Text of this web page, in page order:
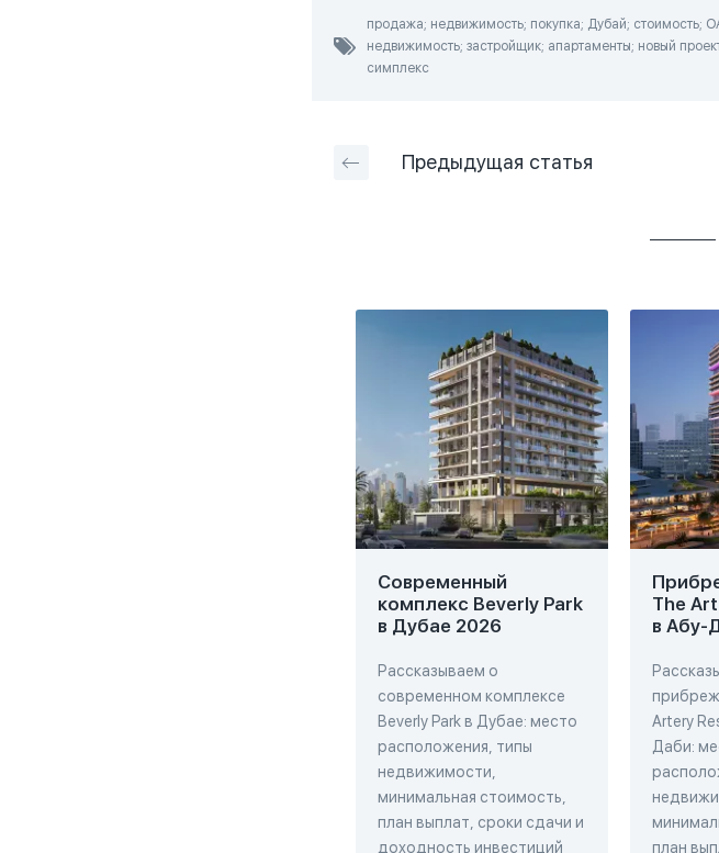
продажа; недвижимость; покупка; Дубай; стоимость;
недвижимость; застройщик; апартаменты; новый
симплекс
Предыдущая статья
Современный
комплекс Beverly Park
в Дубае 2026
Рассказываем о
современном комплексе
Beverly Park в Дубае: место
расположения, типы
недвижимости,
минимальная стоимость,
план выплат, сроки сдачи и
доходность инвестиций
The
в Абу-
Artery
Даби:
план